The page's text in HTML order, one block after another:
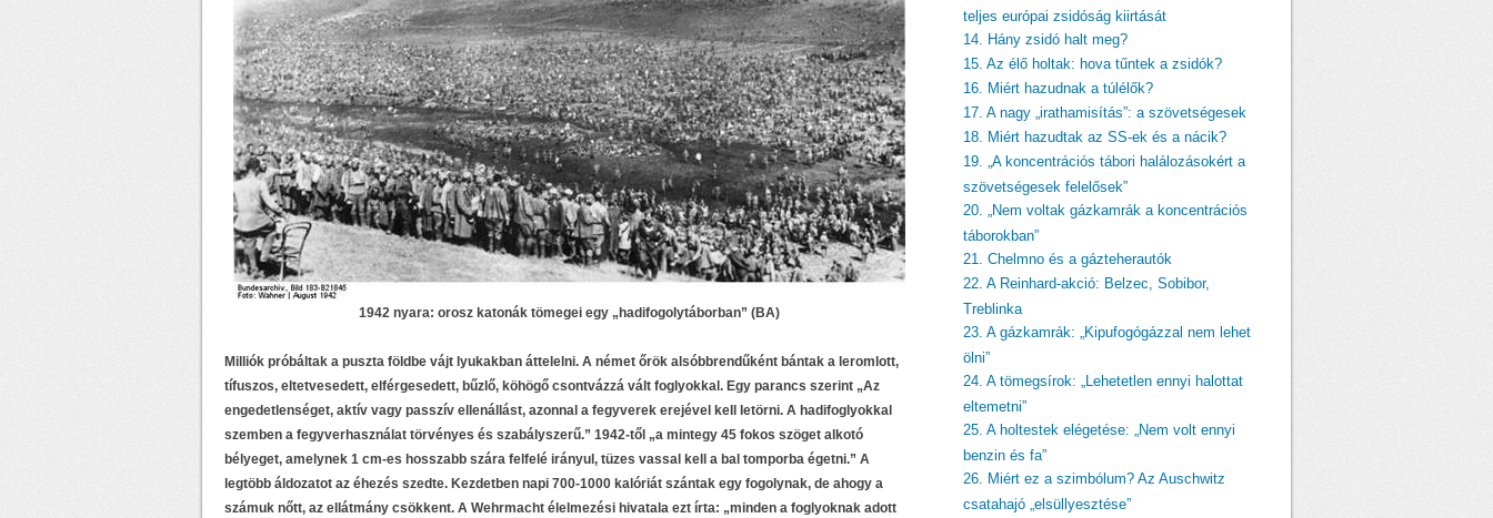
1942 nyara: orosz katonák tömegei egy „hadifogolytáborban” (BA)
Milliók próbáltak a puszta földbe vájt lyukakban áttelelni. A német őrök alsóbbrendűként bántak a leromlott,
tífuszos, eltetvesedett, elférgesedett, bűzlő, köhögő csontvázzá vált foglyokkal. Egy parancs szerint „Az
engedetlenséget, aktív vagy passzív ellenállást, azonnal a fegyverek erejével kell letörni. A hadifoglyokkal
szemben a fegyverhasználat törvényes és szabályszerű.” 1942-től „a mintegy 45 fokos szöget alkotó
bélyeget, amelynek 1 cm-es hosszabb szára felfelé irányul, tüzes vassal kell a bal tomporba égetni.” A
legtöbb áldozatot az éhezés szedte. Kezdetben napi 700-1000 kalóriát szántak egy fogolynak, de ahogy a
számuk nőtt, az ellátmány csökkent. A Wehrmacht élelmezési hivatala ezt írta: „minden a foglyoknak adott
teljes európai zsidóság kiirtását
14. Hány zsidó halt meg?
15. Az élő holtak: hova tűntek a zsidók?
16. Miért hazudnak a túlélők?
17. A nagy „irathamisítás”: a szövetségesek
18. Miért hazudtak az SS-ek és a nácik?
19. „A koncentrációs tábori halálozásokért a
szövetségesek felelősek”
20. „Nem voltak gázkamrák a koncentrációs
táborokban”
21. Chelmno és a gázteherautók
22. A Reinhard-akció: Belzec, Sobibor,
Treblinka
23. A gázkamrák: „Kipufogógázzal nem lehet
ölni”
24. A tömegsírok: „Lehetetlen ennyi halottat
eltemetni”
25. A holtestek elégetése: „Nem volt ennyi
benzin és fa”
26. Miért ez a szimbólum? Az Auschwitz
csatahajó „elsüllyesztése”